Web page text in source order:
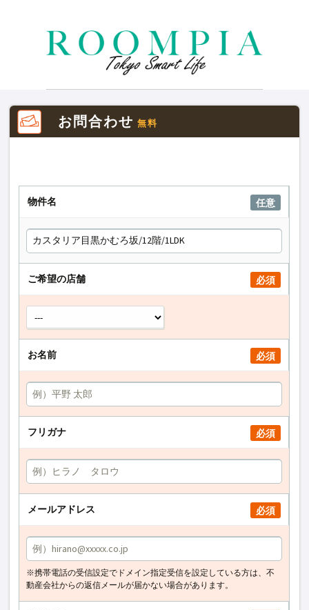
お問合わせ 無料
物件名 任意
ご希望の店舗 必須
お名前 必須
フリガナ 必須
メールアドレス 必須
※携帯電話の受信設定でドメイン指定受信を設定している方は、不
動産会社からの返信メールが届かない場合があります。